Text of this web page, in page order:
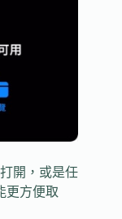
開，或是任
更方便取